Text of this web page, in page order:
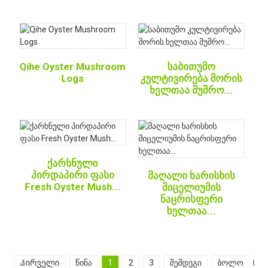
Qihe Oyster Mushroom
Logs
საბითუმო
კულტივირება მორის
ხელთაა მუშრო...
ქარხნული
პირდაპირი ფასი
Fresh Oyster Mush...
მაღალი ხარისხის
მიცელიუმის
ნაცრისფერი
ხელთაა...
Პირველი წინა 1 2 3 შემდეგი ბოლო